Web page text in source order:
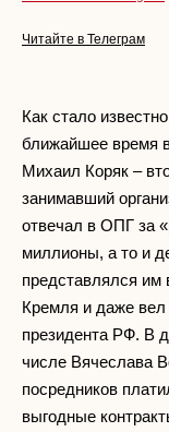
Читайте в Телеграм
Как стало
ближайшее время
Михаил Коряк –
занимавший
отвечал в ОПГ за
миллионы, а то и
представлялся им
Кремля и даже
президента РФ. В
числе Вячеслава
посредников
выгодные